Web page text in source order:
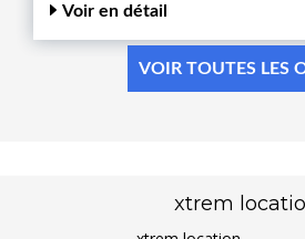
Voir en détail
VOIR TOUTES LES
xtrem